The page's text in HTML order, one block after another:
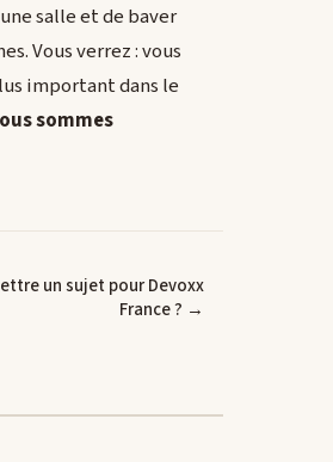
salle et de baver
Vous verrez : vous
important dans le
sommes
un sujet pour Devoxx
France ? →